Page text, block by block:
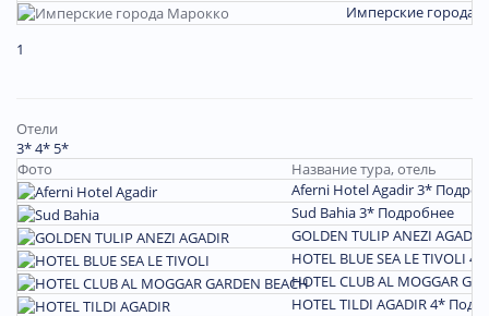
Имперские города
1
Отели
3*4* 5*
Фото
Название тура, отель
Aferni Hotel Agadir 3*
Sud Bahia 3* Подробнее
GOLDEN TULIP ANEZI
HOTEL BLUE SEA LE TIVOLI 4*
HOTEL CLUB AL MOGGAR
HOTEL TILDI AGADIR 4*